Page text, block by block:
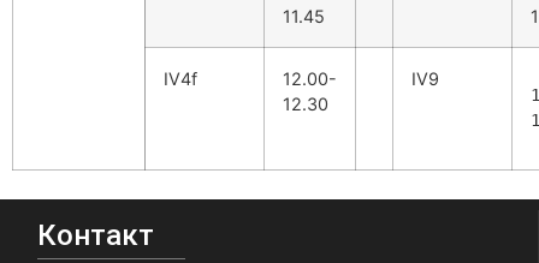
11.45
IV4f
12.00-
12.30
IV9
Контакт